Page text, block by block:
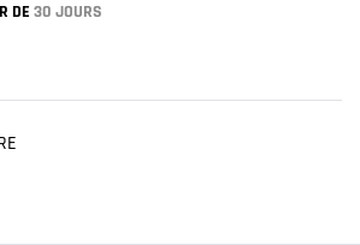
DE 30 JOURS